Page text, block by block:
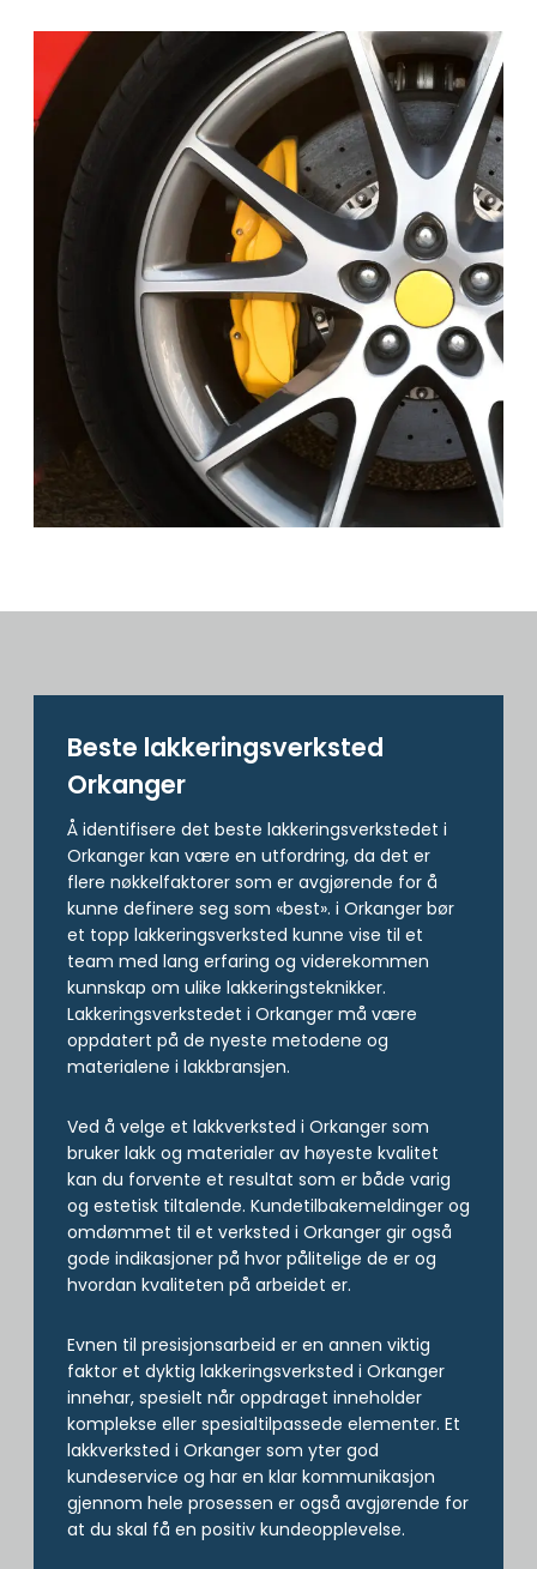
Beste lakkerings­verksted
Orkanger
Å identifisere det beste lakkeringsverkstedet i
Orkanger kan være en utfordring, da det er
flere nøkkelfaktorer som er avgjørende for å
kunne definere seg som «best». i Orkanger bør
et topp lakkeringsverksted kunne vise til et
team med lang erfaring og viderekommen
kunnskap om ulike lakkeringsteknikker.
Lakkeringsverkstedet i Orkanger må være
oppdatert på de nyeste metodene og
materialene i lakkbransjen.
Ved å velge et lakkverksted i Orkanger som
bruker lakk og materialer av høyeste kvalitet
kan du forvente et resultat som er både varig
og estetisk tiltalende. Kundetilbakemeldinger og
omdømmet til et verksted i Orkanger gir også
gode indikasjoner på hvor pålitelige de er og
hvordan kvaliteten på arbeidet er.
Evnen til presisjonsarbeid er en annen viktig
faktor et dyktig lakkeringsverksted i Orkanger
innehar, spesielt når oppdraget inneholder
komplekse eller spesialtilpassede elementer. Et
lakkverksted i Orkanger som yter god
kundeservice og har en klar kommunikasjon
gjennom hele prosessen er også avgjørende for
at du skal få en positiv kundeopplevelse.